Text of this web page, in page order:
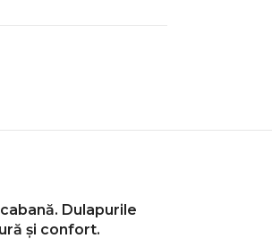
Dulapurile
și confort.